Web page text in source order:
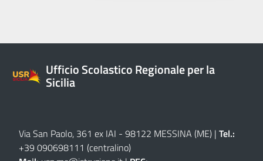
Ufficio Scolastico Regionale per la
Sicilia
Via San Paolo, 361 ex IAI - 98122 MESSINA (ME) | Tel.:
+39 090698111 (centralino)